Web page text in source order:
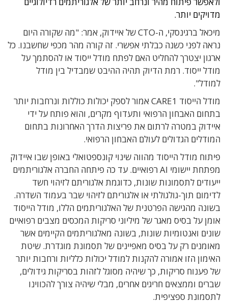
מדויקים יותר.
מיכאל ברגינסקי, ה-CTO של איידוק, אמר: "מה שקורה היום
נראה לפני כשנה כבלתי אפשרי. זה קורה מהר מכפי שחשבנו. כל
ארגון יצטרך להחליט האם לפתח מודל ייסוד או להסתמך על
מודל ייסוד. רמת הדיוק תהיה ההיבט שמבדיל בין מודל
למודל".
מודל הייסוד CARE1 אמור לספק יכולות כוללות ונרחבות יותר
בתחום האבחון הרפואי ותעדוף מקרים, והוא פותח על ידי
איידוק במטרה לרתום את פריצות הדרך האחרונות בתחום
המודלים הגדולים לעולם האבחון הרפואי.
פיתוח מודל הייסוד מהווה שינוי קונספטואלי באופן שבו איידוק
מפתחת יישומי AI רפואיים. עד כה פיתחה החברה אלגוריתמים
ייעודים לתסמונות שונות, כדוגמת אלגוריתם לזיהוי חשד
לדימום תוך-גולגולתי או אלגוריתם לזיהוי שבר בעמוד השדרה.
בשונה מהגישה הפרטנית של האלגוריתמים הללו, מודל הייסוד
אומן על בסיס מאגר של מיליוני סריקות המכסים מצבים רפואיים
שונים ואנטומיות שונות, בשונה מאלגוריתמים הקיימים אשר
מאומנים רק על בסיס מאפיינים של תסמונת מוגדרת. שיטת
האימון הזו אמורה להקנות למודל יכולות כלליות ורחבות יותר
של פענוח סריקות, כך שיהיה מסוגל לזהות בסריקות גידולים,
שברים וממצאים חריגים אחרים, מבלי שיהיה צורך להכווינו
לתסמונת ספציפית.